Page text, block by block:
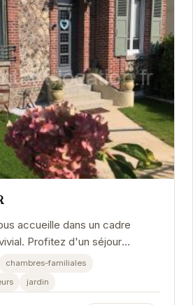
accueille dans un cadre
Profitez d'un séjour
confortables et
chambres-familiales
jardin